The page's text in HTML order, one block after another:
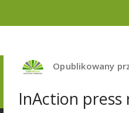
Opublikowany
InAction press